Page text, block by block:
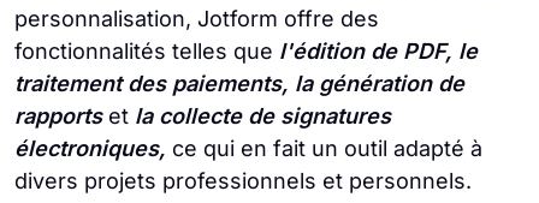
personnalisation, Jotform offre des
fonctionnalités telles que l'édition de PDF, le
traitement des paiements, la génération de
rapportset la collecte de signatures
électroniques, ce qui en fait un outil adapté à
divers projets professionnels et personnels.